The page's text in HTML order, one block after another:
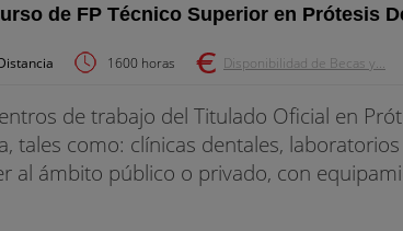
de FP Técnico Superior en Prótesis
1600 horas Disponibilidad de Becas y...
de trabajo del Titulado Oficial en
tales como: clínicas dentales,
al ámbito público o privado, con